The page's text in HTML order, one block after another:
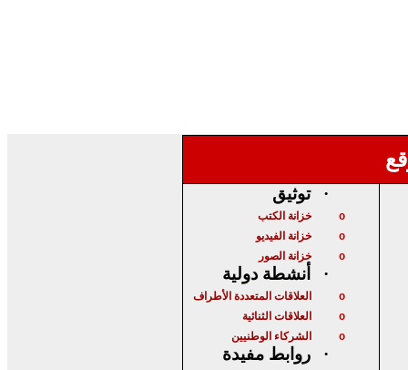
· توثيق
o خزانة الكتب
o خزانة الفيديو
o خزانة الصور
· أنشطة دولية
o العلاقات المتعددة الأطراف
o العلاقات الثنائية
o الشركاء الوطنيين
· روابط مفيدة